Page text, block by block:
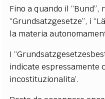
Fino a quando il “Bund”,
“Grundsatzgesetze”, i
la materia
I
indicate espressamente
incostituzionalita’.